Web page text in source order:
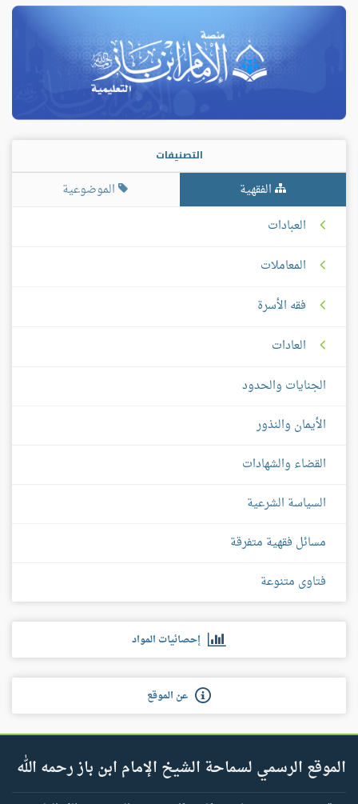
التصنيفات
الفقهية
الموضوعية
العبادات
المعاملات
فقه الأسرة
العادات
الجنايات والحدود
الأيمان والنذور
القضاء والشهادات
السياسة الشرعية
مسائل فقهية متفرقة
فتاوى متنوعة
إحصائيات المواد
عن الموقع
الموقع الرسمي لسماحة الشيخ الإمام ابن باز رحمه الله